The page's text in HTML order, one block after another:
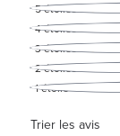
5étoiles
4étoiles
3étoiles
2étoiles
1étoile
Trier les avis